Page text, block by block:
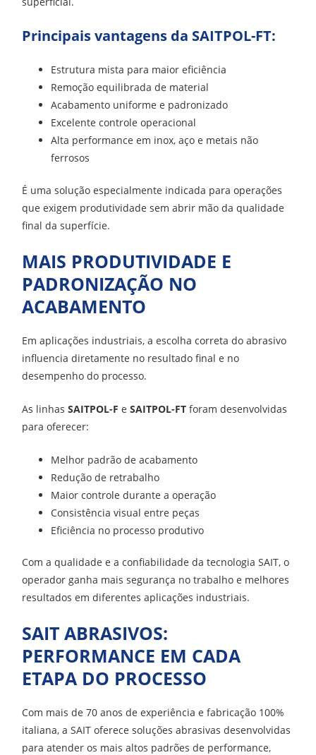
Principais vantagens da SAITPOL-FT:
Estrutura mista para maior eficiência
Remoção equilibrada de material
Acabamento uniforme e padronizado
Excelente controle operacional
Alta performance em inox, aço e metais não
ferrosos
É uma solução especialmente indicada para operações
que exigem produtividade sem abrir mão da qualidade
final da superfície.
MAIS PRODUTIVIDADE E
PADRONIZAÇÃO NO
ACABAMENTO
Em aplicações industriais, a escolha correta do abrasivo
influencia diretamente no resultado final e no
desempenho do processo.
As linhasSAITPOL-F eSAITPOL-FT foram desenvolvidas
para oferecer:
Melhor padrão de acabamento
Redução de retrabalho
Maior controle durante a operação
Consistência visual entre peças
Eficiência no processo produtivo
Com a qualidade e a confiabilidade da tecnologia SAIT, o
operador ganha mais segurança no trabalho e melhores
resultados em diferentes aplicações industriais.
SAIT ABRASIVOS:
PERFORMANCE EM CADA
ETAPA DO PROCESSO
Com mais de 70 anos de experiência e fabricação 100%
italiana, a SAIT oferece soluções abrasivas desenvolvidas
para atender os mais altos padrões de performance,